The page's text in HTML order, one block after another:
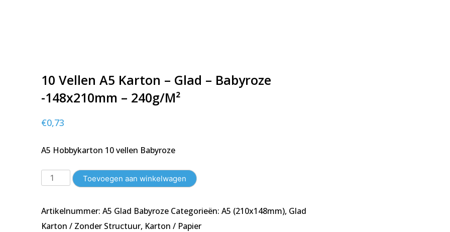
10 Vellen A5 Karton – Glad – Babyroze
-148x210mm – 240g/m²
€0,73
A5 Hobbykarton 10 vellen Babyroze
Vellen
Karton
-
Toevoegen aan winkelwagen
Artikelnummer:A5 Glad Babyroze Categorieën:A5 (210x148mm), Glad
Karton / Zonder Structuur, Karton / Papier